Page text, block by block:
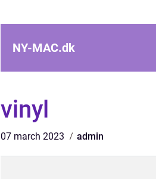
NY-MAC.dk
vinyl
07 march 2023 admin